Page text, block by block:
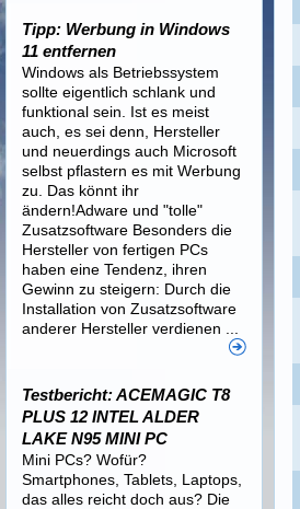
Tipp: Werbung in Windows
11 entfernen
Windows als Betriebssystem
sollte eigentlich schlank und
funktional sein. Ist es meist
auch, es sei denn, Hersteller
und neuerdings auch Microsoft
selbst pflastern es mit Werbung
zu. Das könnt ihr
ändern!Adware und "tolle"
Zusatzsoftware Besonders die
Hersteller von fertigen PCs
haben eine Tendenz, ihren
Gewinn zu steigern: Durch die
Installation von Zusatzsoftware
anderer Hersteller verdienen ...
Testbericht: ACEMAGIC T8
PLUS 12 INTEL ALDER
LAKE N95 MINI PC
Mini PCs? Wofür?
Smartphones, Tablets, Laptops,
das alles reicht doch aus? Die